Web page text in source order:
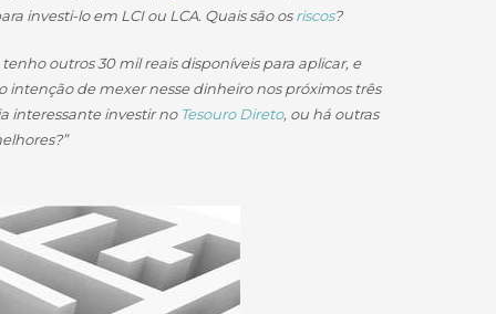
investi-lo em LCI ou LCA. Quais são osriscos?
outros 30 mil reais disponíveis para aplicar, e
intenção de mexer nesse dinheiro nos próximos três
interessante investir no Tesouro Direto, ou há outras